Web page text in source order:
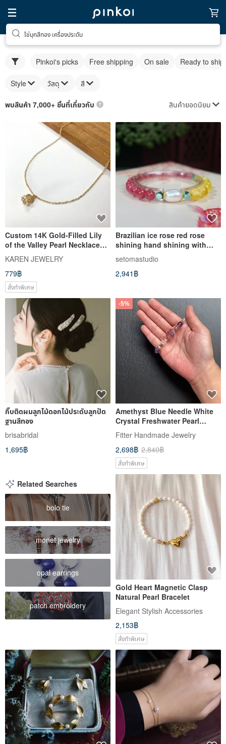
ไข่มุกสีทอง เครื่องประดับ
Pinkoi's picks Free shipping On sale Ready to ship
Style วัสดุ สี
พบสินค้า 7,000+ ชิ้นที่เกี่ยวกับ สินค้ายอดนิยม
Custom 14K Gold-Filled Lily
of the Valley Pearl Necklace
14KGF
KAREN JEWELRY
779฿
สั่งทำพิเศษ
Brazilian ice rose red rose
shining hand shining with
golden twisted Wax natural
white freshwater pearl
setomastudio
2,941฿
กิ๊บติดผมลูกไม้ดอกไม้ประดับลูกปัด
ฐานสีทอง
brisabridal
1,695฿
-5%
Amethyst Blue Needle White
Crystal Freshwater Pearl
Gradient Fluorite Dragon
Turtle Brass Bracelet Custom
Gift
Fitter Handmade Jewelry
2,698฿ 2,840฿
สั่งทำพิเศษ
Related Searches
bolo tie
monet jewelry
opal earrings
patch embroidery
Gold Heart Magnetic Clasp
Natural Pearl Bracelet
Elegant Stylish Accessories
2,153฿
สั่งทำพิเศษ